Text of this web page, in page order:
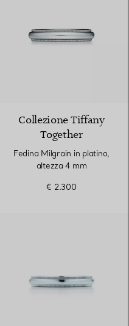
Collezione Tiffany
Together
Fedina Milgrain in platino,
altezza 4 mm
€ 2.300